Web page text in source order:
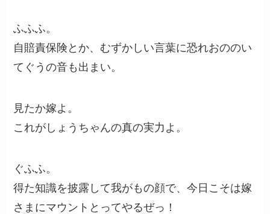
ふふふ。
自賠責保険とか、むずかしい言葉に恐れおののい
てぐうの音も出まい。
見たか嫁よ。
これがしょうちゃんの真の実力よ。
ぐふふ。
得た知識を披露して我がもの顔で、今日こそは嫁
さまにマウントとってやるぜっ！